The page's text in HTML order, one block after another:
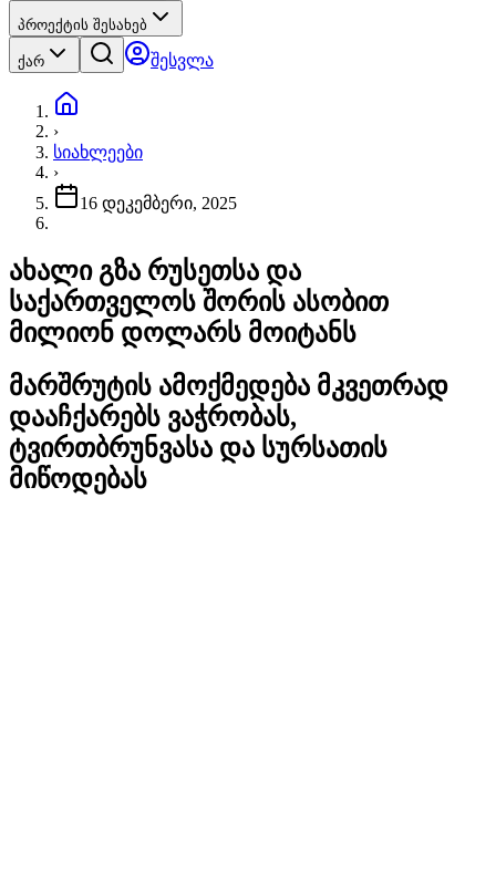
პროექტის შესახებ
ქარ შესვლა
›
სიახლეები
›
16 დეკემბერი, 2025
ახალი გზა რუსეთსა და
საქართველოს შორის ასობით
მილიონ დოლარს მოიტანს
მარშრუტის ამოქმედება მკვეთრად
დააჩქარებს ვაჭრობას,
ტვირთბრუნვასა და სურსათის
მიწოდებას